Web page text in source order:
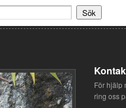
För hjälp
ring oss